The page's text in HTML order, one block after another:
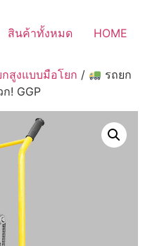
สินค้าทั้งหมด HOME
กสูงแบบมือโยก /
รถยก
! GGP